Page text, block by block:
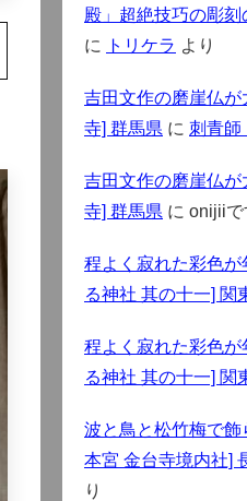
殿」超絶技巧の彫
に
トリケラ より
吉田文作の磨崖仏
寺] 群馬県 に 刺青師
吉田文作の磨崖仏
寺] 群馬県 に onijiiで
程よく寂れた彩色
る神社 其の十一] 関
程よく寂れた彩色
る神社 其の十一] 関
波と鳥と松竹梅で
本宮 金台寺境内社]
り